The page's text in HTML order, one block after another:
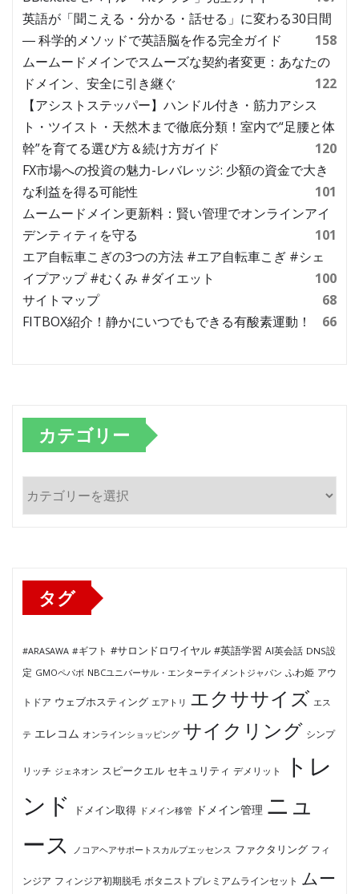
英語が「聞こえる・分かる・話せる」に変わる30日間
― 科学的メソッドで英語脳を作る完全ガイド
158
ムームードメインでスムーズな契約者変更：あなたの
ドメイン、安全に引き継ぐ
122
【アシストステッパー】ハンドル付き・筋力アシス
ト・ツイスト・天然木まで徹底分類！室内で“足腰と体
幹”を育てる選び方＆続け方ガイド
120
FX市場への投資の魅力-レバレッジ: 少額の資金で大き
な利益を得る可能性
101
ムームードメイン更新料：賢い管理でオンラインアイ
デンティティを守る
101
エア自転車こぎの3つの方法 #エア自転車こぎ #シェ
イプアップ #むくみ #ダイエット
100
サイトマップ
68
FITBOX紹介！静かにいつでもできる有酸素運動！
66
カテゴリー
テ
タグ
#ARASAWA #ギフト #サロンドロワイヤル #英語学習 AI英会話 DNS設
定 GMOペパボ NBCユニバーサル・エンターテイメントジャパン ふわ姫 アウ
トドア ウェブホスティング エアトリ エクササイズ エス
テ エレコム オンラインショッピング サイクリング シンプ
リッチ ジェネオン スピークエル セキュリティ デメリット
トレ
ンド
ドメイン取得 ドメイン移管 ドメイン管理 ニュ
ース
ノコアヘアサポートスカルプエッセンス ファクタリング フィ
ンジア フィンジア初期脱毛 ボタニストプレミアムラインセット ムー